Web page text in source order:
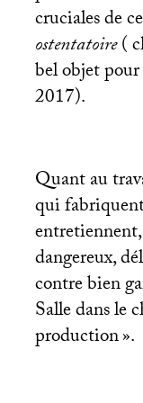
cruciales de
ostentatoire(
bel objet
2017).
Quant au
qui
dangereux,
contre bien
Salle dans le
production».